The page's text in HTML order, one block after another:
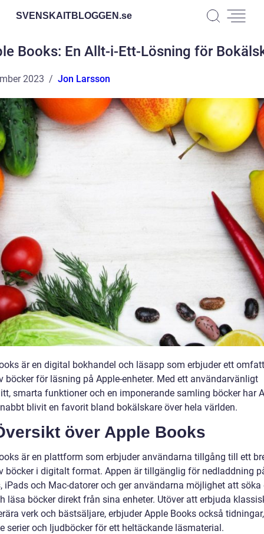
SVENSKAITBLOGGEN.se
Books: En Allt-i-Ett-Lösning för
2023 Jon Larsson
är en digital bokhandel och läsapp som erbjuder ett
böcker för läsning på Apple-enheter. Med ett användarvänligt
smarta funktioner och en imponerande samling böcker har
blivit en favorit bland bokälskare över hela världen.
över Apple Books
är en plattform som erbjuder användarna tillgång till ett
böcker i digitalt format. Appen är tillgänglig för nedladdning
iPads och Mac-datorer och ger användarna möjlighet att söka
läsa böcker direkt från sina enheter. Utöver att erbjuda
verk och bästsäljare, erbjuder Apple Books också tidningar,
serier och ljudböcker för ett heltäckande läsmaterial.